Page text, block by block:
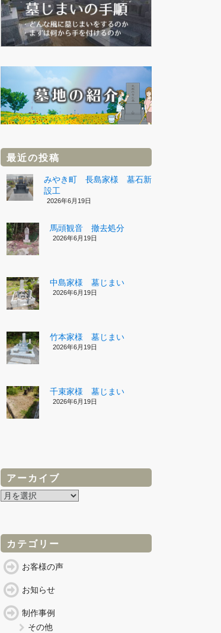
最近の投稿
みやき町 長島家様 墓石新
設工
2026年6月19日
馬頭観音 撤去処分
2026年6月19日
中島家様 墓じまい
2026年6月19日
竹本家様 墓じまい
2026年6月19日
千束家様 墓じまい
2026年6月19日
アーカイブ
ア
ブカテゴリー
お客様の声
お知らせ
制作事例
その他